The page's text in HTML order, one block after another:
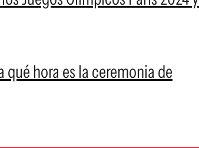
qué hora es la ceremonia de